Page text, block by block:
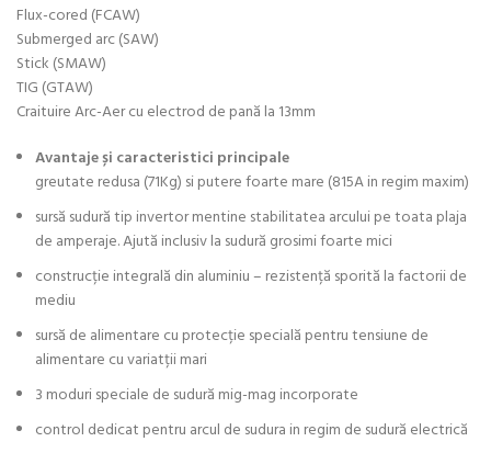
Flux-cored (FCAW)
Submerged arc (SAW)
Stick (SMAW)
TIG (GTAW)
Craituire Arc-Aer cu electrod de pană la 13mm
Avantaje și caracteristici principale
greutate redusa (71Kg) si putere foarte mare (815A in regim maxim)
sursă sudură tip invertor mentine stabilitatea arcului pe toata plaja
de amperaje. Ajută inclusiv la sudură grosimi foarte mici
construcție integrală din aluminiu – rezistență sporită la factorii de
mediu
sursă de alimentare cu protecție specială pentru tensiune de
alimentare cu variatții mari
3 moduri speciale de sudură mig-mag incorporate
control dedicat pentru arcul de sudura in regim de sudură electrică